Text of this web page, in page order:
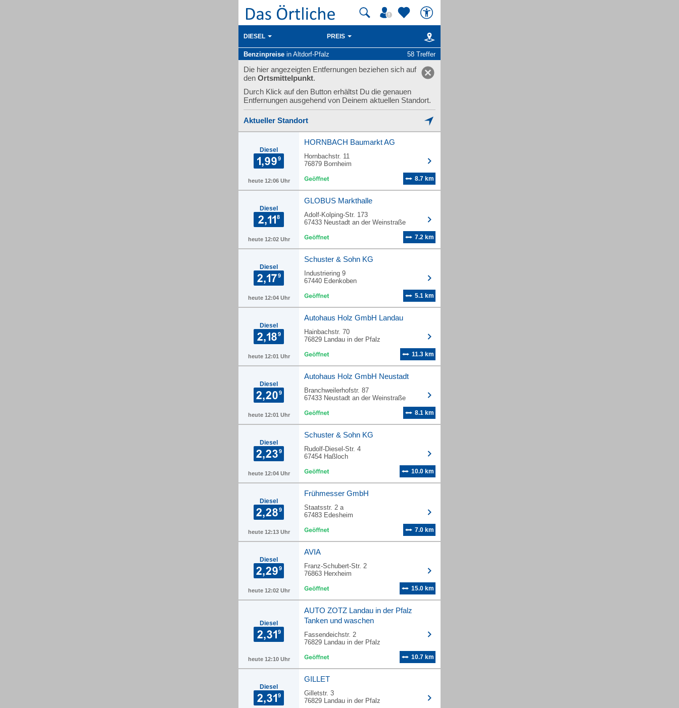
DIESEL PREIS
Benzinpreise in Altdorf-Pfalz 58 Treffer
Die hier angezeigten Entfernungen beziehen sich auf
den Ortsmittelpunkt.
Durch Klick auf den Button erhältst Du die genauen
Entfernungen ausgehend von Deinem aktuellen Standort.
Aktueller Standort
Diesel
heute 12:06 Uhr
HORNBACH Baumarkt AG
Hornbachstr. 11
76879 Bornheim
8.7 km
Diesel
heute 12:02 Uhr
GLOBUS Markthalle
Adolf-Kolping-Str. 173
67433 Neustadt an der Weinstraße
7.2 km
Diesel
heute 12:04 Uhr
Schuster & Sohn KG
Industriering 9
67440 Edenkoben
5.1 km
Diesel
heute 12:01 Uhr
Autohaus Holz GmbH Landau
Hainbachstr. 70
76829 Landau in der Pfalz
11.3 km
Diesel
heute 12:01 Uhr
Autohaus Holz GmbH Neustadt
Branchweilerhofstr. 87
67433 Neustadt an der Weinstraße
8.1 km
Diesel
heute 12:04 Uhr
Schuster & Sohn KG
Rudolf-Diesel-Str. 4
67454 Haßloch
10.0 km
Diesel
heute 12:13 Uhr
Frühmesser GmbH
Staatsstr. 2 a
67483 Edesheim
7.0 km
Diesel
heute 12:02 Uhr
AVIA
Franz-Schubert-Str. 2
76863 Herxheim
15.0 km
Diesel
heute 12:10 Uhr
AUTO ZOTZ Landau in der Pfalz
Tanken und waschen
Fassendeichstr. 2
76829 Landau in der Pfalz
10.7 km
Diesel
GILLET
Gilletstr. 3
76829 Landau in der Pfalz